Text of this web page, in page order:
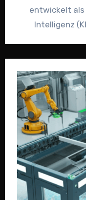
entwickelt als
Intelligenz